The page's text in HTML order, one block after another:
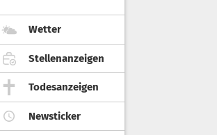
Wetter
Stellenanzeigen
Todesanzeigen
Newsticker